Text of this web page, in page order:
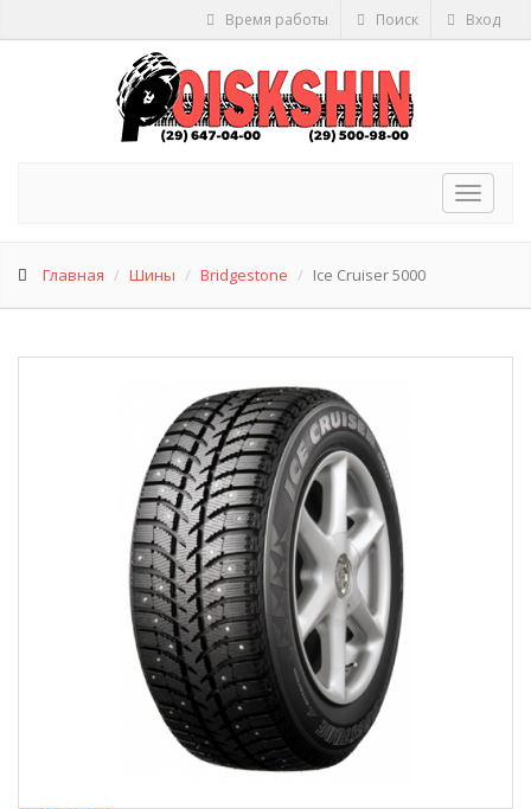
Время работы Поиск Вход
Toggle
Главная Шины Bridgestone Ice Cruiser 5000